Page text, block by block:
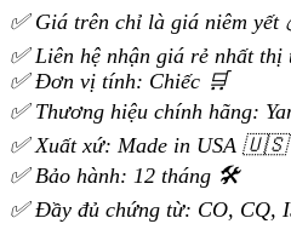
✅ Giá trên chỉ là giá niêm yết
✅ Liên hệ nhận giá rẻ nhất
✅ Đơn vị tính: Chiếc 🛒
✅ Thương hiệu chính hãng:
✅ Xuất xứ: Made in USA 🇺🇸
✅ Bảo hành: 12 tháng 🛠️
✅ Đầy đủ chứng từ: CO, CQ,